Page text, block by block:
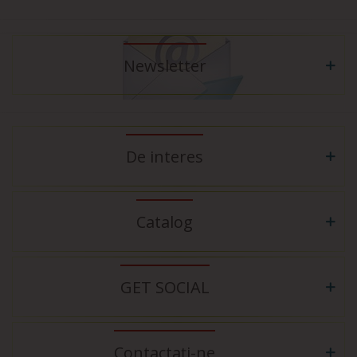
Newsletter
De interes
Catalog
GET SOCIAL
Contactați-ne